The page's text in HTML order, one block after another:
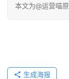
本文为@运营喵
生成海报